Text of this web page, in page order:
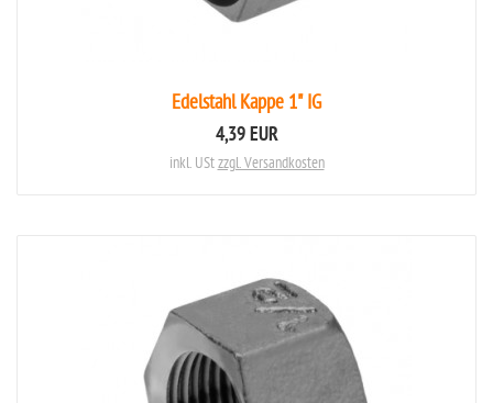
Edelstahl Kappe 1" IG
4,39 EUR
inkl. UStzzgl. Versandkosten